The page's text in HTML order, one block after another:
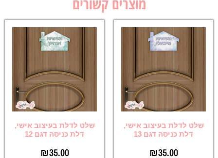
שלט לדלת בעיצוב אישי,
דלת כניסה דגם 13
₪35.00
שלט לדלת בעיצוב אישי,
דלת כניסה דגם 12
₪35.00